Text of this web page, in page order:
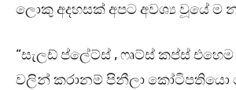
ලොකු අදහසක් අපට අවශ්‍ය වූයේ ම
“සැලඩ් ප්ලේට්ස් , ෆෘට්ස් කප්ස්
වලින් කරානම් පිනීලා කෝටිපතියො